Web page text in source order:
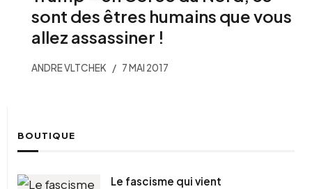
sont des êtres humains que vous
allez assassiner !
ANDRE VLTCHEK 7 MAI 2017
BOUTIQUE
Le fascisme qui vient